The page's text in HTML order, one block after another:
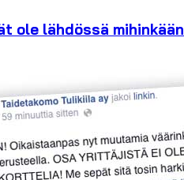
ole lähdössä mihinkään